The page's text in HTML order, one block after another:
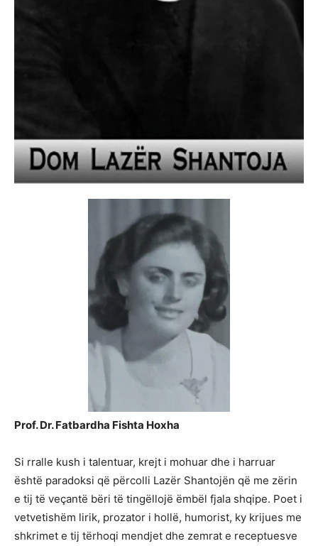
Prof. Dr. Fatbardha Fishta Hoxha
Si rralle kush i talentuar, krejt i mohuar dhe i harruar
është paradoksi që përcolli Lazër Shantojën që me zërin
e tij të veçantë bëri të tingëllojë ëmbël fjala shqipe. Poet i
vetvetishëm lirik, prozator i hollë, humorist, ky krijues me
shkrimet e tij tërhoqi mendjet dhe zemrat e receptuesve